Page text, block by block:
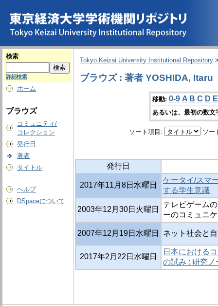
検索
詳細検索
ホーム
ブラウズ
コミュニティ/
コレクション
発行日
著者
タイトル
ヘルプ
DSpaceについて
Tokyo Keizai University Institutional Repository
ブラウズ : 著者 YOSHIDA, Itaru
移動: 0-9 A B C D E
あるいは、最初の数
ソート項目: ソー
発行日
2017年11月8日水曜日
ケータイ/スマ
する学生意識
2003年12月30日火曜日
テレビゲーム
ーのコミュニ
2007年12月19日水曜日 ネット社会と
2017年2月22日水曜日
日本における
の試み : 研究ノ